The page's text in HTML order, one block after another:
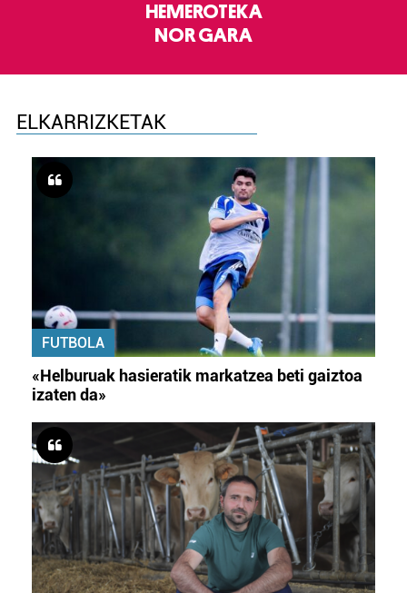
HEMEROTEKA
NOR GARA
ELKARRIZKETAK
FUTBOLA
«Helburuak hasieratik markatzea beti gaiztoa
izaten da»